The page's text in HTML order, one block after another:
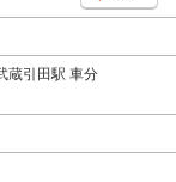
蔵引田駅 車分